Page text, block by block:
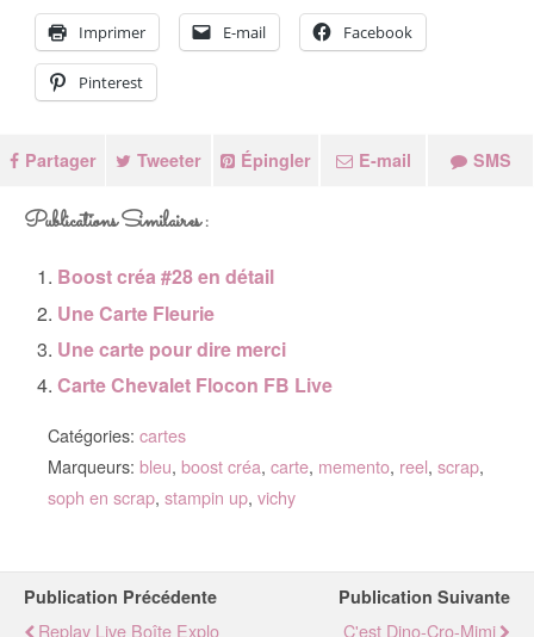
Imprimer E-mail Facebook
Pinterest
Partager Tweeter Épingler E-mail SMS
Publications Similaires :
Boost créa #28 en détail
Une Carte Fleurie
Une carte pour dire merci
Carte Chevalet Flocon FB Live
Catégories: cartes
Marqueurs: bleu, boost créa, carte, memento, reel, scrap,
soph en scrap, stampin up, vichy
Publication Précédente
Replay Live Boîte Explo
Publication Suivante
C'est Dino-Cro-Mimi